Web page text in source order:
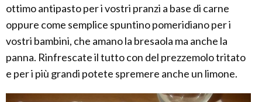
ottimo antipasto per i vostri pranzi a base di carne
oppure come semplice spuntino pomeridiano per i
vostri bambini, che amano la bresaola ma anche la
panna. Rinfrescate il tutto con del prezzemolo tritato
e per i più grandi potete spremere anche un limone.